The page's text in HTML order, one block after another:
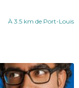
À 3.5 km de Port-Louis